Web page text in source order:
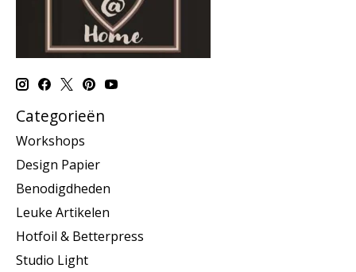
Categorieën
Workshops
Design Papier
Benodigdheden
Leuke Artikelen
Hotfoil & Betterpress
Studio Light